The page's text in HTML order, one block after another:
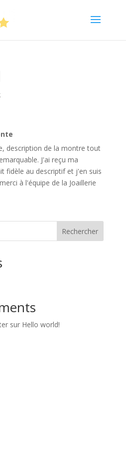
description de la montre tout
J'ai reçu ma
fidèle au descriptif et j'en suis
à l'équipe de la Joaillerie
Rechercher
sur Hello world!